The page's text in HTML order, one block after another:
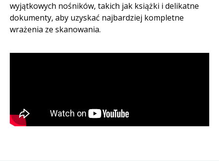
wyjątkowych nośników, takich jak książki i delikatne
dokumenty, aby uzyskać najbardziej kompletne
wrażenia ze skanowania.​